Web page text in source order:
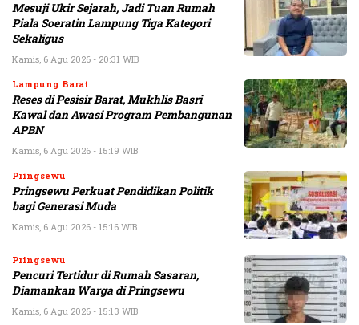
Mesuji Ukir Sejarah, Jadi Tuan Rumah
Piala Soeratin Lampung Tiga Kategori
Sekaligus
Kamis, 6 Agu 2026 - 20:31 WIB
Lampung Barat
Reses di Pesisir Barat, Mukhlis Basri
Kawal dan Awasi Program Pembangunan
APBN
Kamis, 6 Agu 2026 - 15:19 WIB
Pringsewu
Pringsewu Perkuat Pendidikan Politik
bagi Generasi Muda
Kamis, 6 Agu 2026 - 15:16 WIB
Pringsewu
Pencuri Tertidur di Rumah Sasaran,
Diamankan Warga di Pringsewu
Kamis, 6 Agu 2026 - 15:13 WIB